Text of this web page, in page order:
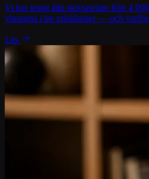
Vi har testat åtta skivspelare från 4
vinnarna i tre prisklasser — och
Läs